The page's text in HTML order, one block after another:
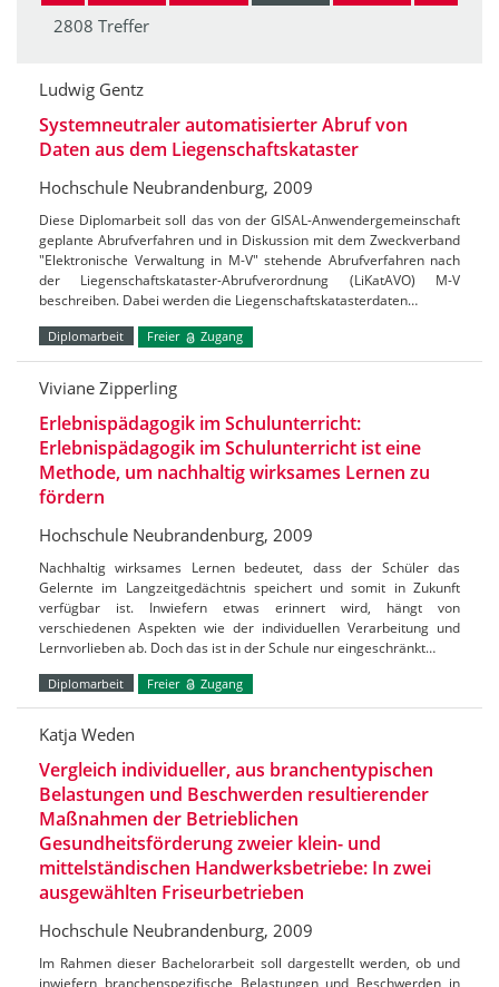
2808 Treffer
Ludwig Gentz
Systemneutraler automatisierter Abruf von
Daten aus dem Liegenschaftskataster
Hochschule Neubrandenburg, 2009
Diese Diplomarbeit soll das von der GISAL-Anwendergemeinschaft
geplante Abrufverfahren und in Diskussion mit dem Zweckverband
"Elektronische Verwaltung in M-V" stehende Abrufverfahren nach
der Liegenschaftskataster-Abrufverordnung (LiKatAVO) M-V
beschreiben. Dabei werden die Liegenschaftskatasterdaten…
Diplomarbeit Freier Zugang
Viviane Zipperling
Erlebnispädagogik im Schulunterricht:
Erlebnispädagogik im Schulunterricht ist eine
Methode, um nachhaltig wirksames Lernen zu
fördern
Hochschule Neubrandenburg, 2009
Nachhaltig wirksames Lernen bedeutet, dass der Schüler das
Gelernte im Langzeitgedächtnis speichert und somit in Zukunft
verfügbar ist. Inwiefern etwas erinnert wird, hängt von
verschiedenen Aspekten wie der individuellen Verarbeitung und
Lernvorlieben ab. Doch das ist in der Schule nur eingeschränkt…
Diplomarbeit Freier Zugang
Katja Weden
Vergleich individueller, aus branchentypischen
Belastungen und Beschwerden resultierender
Maßnahmen der Betrieblichen
Gesundheitsförderung zweier klein- und
mittelständischen Handwerksbetriebe: In zwei
ausgewählten Friseurbetrieben
Hochschule Neubrandenburg, 2009
Im Rahmen dieser Bachelorarbeit soll dargestellt werden, ob und
inwiefern branchenspezifische Belastungen und Beschwerden in